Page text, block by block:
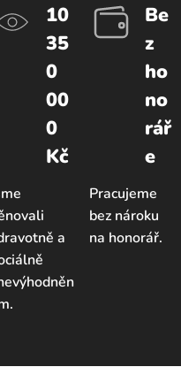
10
35
0
00
0
Kč
a
Be
z
ho
no
rář
e
Pracujeme
bez nároku
na honorář.